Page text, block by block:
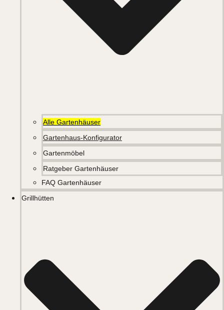
Alle Gartenhäuser
Gartenhaus-Konfigurator
Gartenmöbel
Ratgeber Gartenhäuser
FAQ Gartenhäuser
Grillhütten